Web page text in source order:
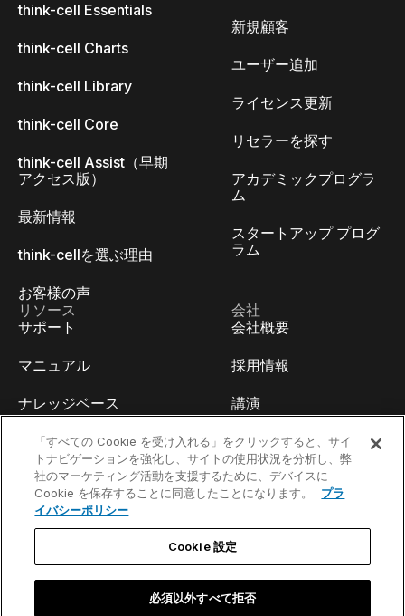
think-cell Essentials
think-cell Charts
think-cell Library
think-cell Core
think-cell Assist（早期
アクセス版）
最新情報
think-cellを選ぶ理由
お客様の声
新規顧客
ユーザー追加
ライセンス更新
リセラーを探す
アカデミックプログラ
ム
スタートアップ プログ
ラム
リソース
サポート
マニュアル
ナレッジベース
think-cell Academy
ビデオチュートリアル
コンテンツハブ
会社
会社概要
採用情報
講演
イベント
開発者ブログ
「すべての Cookie を受け入れる」をクリックすると、サイ
トナビゲーションを強化し、サイトの使用状況を分析し、弊
社のマーケティング活動を支援するために、デバイスに
Cookie を保存することに同意したことになります。
プラ
イバシーポリシー
Cookie 設定
必須以外すべて拒否